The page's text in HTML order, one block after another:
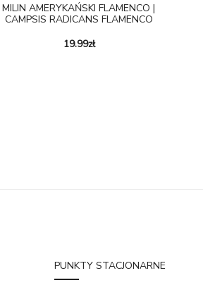
MILIN AMERYKAŃSKI FLAMENCO |
CAMPSIS RADICANS FLAMENCO
19.99zł
PUNKTY STACJONARNE